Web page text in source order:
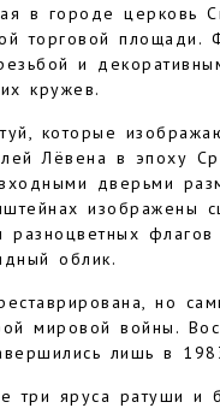
в городе церковь
торговой площади.
и
кружев.
которые
Лёвена в эпоху
дверьми
изображены
разноцветных
облик.
но
мировой войны.
лишь в
три яруса ратуши и